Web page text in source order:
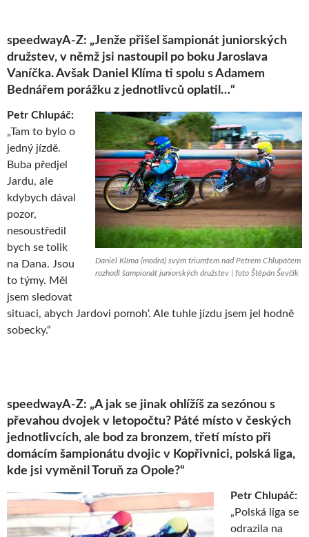
speedwayA-Z: „Jenže přišel šampionát juniorských
družstev, v němž jsi nastoupil po boku Jaroslava
Vaníčka. Avšak Daniel Klíma ti spolu s Adamem
Bednářem porážku z jednotlivců oplatil…“
Daniel Klíma (modrá) svým triumfem nad Petrem Chlupáčem
rozhodl šampionát juniorských družstev | foto Štěpán Ševčík
Petr Chlupáč:
„Tam to bylo o
jedný jízdě.
Buba předjel
Jardu, ale
kdybych dával
pozor,
nesoustředil
bych se tolik
na Dana. Jsou
to týmy. Měl
jsem sledovat
situaci, abych Jardovi pomoh‘. Ale tuhle jízdu jsem jel hodně
sobecky.“
speedwayA-Z: „A jak se jinak ohlížíš za sezónou s
převahou dvojek v letopočtu? Páté místo v českých
jednotlivcích, ale bod za bronzem, třetí místo při
domácím šampionátu dvojic v Kopřivnici, polská liga,
kde jsi vyměnil Toruň za Opole?“
Petr Chlupáč:
„Polská liga se
odrazila na